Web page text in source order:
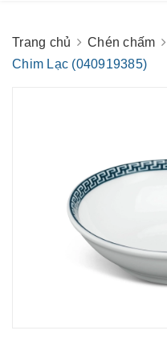
Trang chủ Chén chấm
Chim Lạc (040919385)